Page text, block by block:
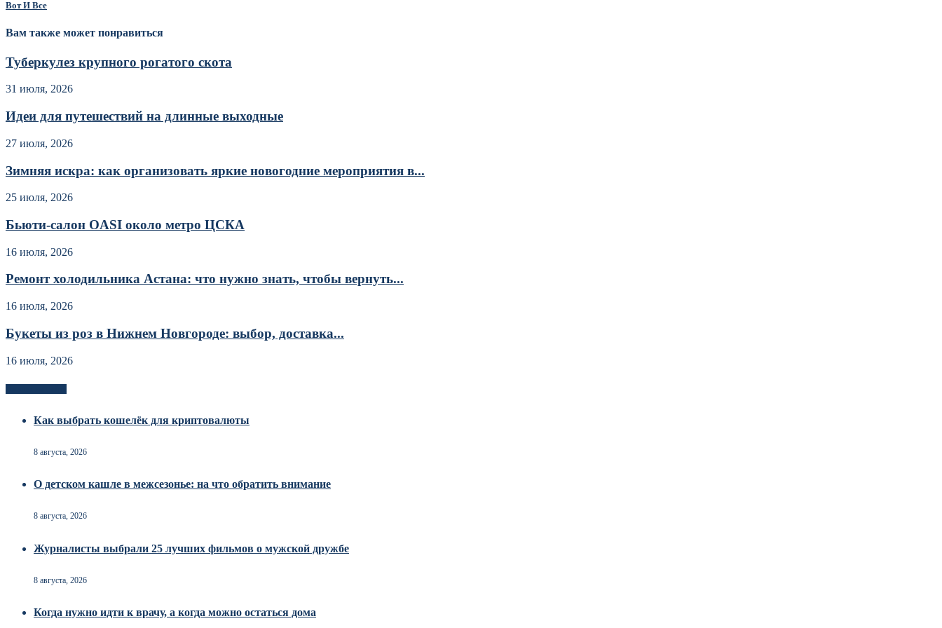
Вот И Все
Вам также может понравиться
Туберкулез крупного рогатого скота
31 июля, 2026
Идеи для путешествий на длинные выходные
27 июля, 2026
Зимняя искра: как организовать яркие новогодние мероприятия в...
25 июля, 2026
Бьюти-салон OASI около метро ЦСКА
16 июля, 2026
Ремонт холодильника Астана: что нужно знать, чтобы вернуть...
16 июля, 2026
Букеты из роз в Нижнем Новгороде: выбор, доставка...
16 июля, 2026
Как выбрать кошелёк для криптовалюты
8 августа, 2026
О детском кашле в межсезонье: на что обратить внимание
8 августа, 2026
Журналисты выбрали 25 лучших фильмов о мужской дружбе
8 августа, 2026
Когда нужно идти к врачу, а когда можно остаться дома